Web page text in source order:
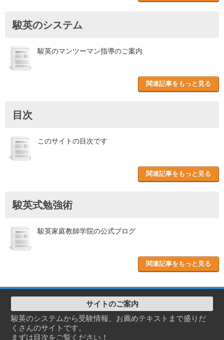
駿英のシステム
駿英のマンツーマン指導のご案内
関連記事をもっと見る
目次
このサイトの目次です
関連記事をもっと見る
駿英式勉強術
駿英家庭教師学院の公式ブログ
関連記事をもっと見る
サイトのご案内
駿英のシステムから受験情報、お薦めテキストまで盛りだ
くさんのサイトです。
まずは目次をご覧ください！